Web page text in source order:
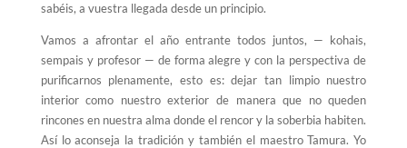
sabéis, a vuestra llegada desde un principio.
Vamos a afrontar el año entrante todos juntos, — kohais,
sempais y profesor — de forma alegre y con la perspectiva de
purificarnos plenamente, esto es: dejar tan limpio nuestro
interior como nuestro exterior de manera que no queden
rincones en nuestra alma donde el rencor y la soberbia habiten.
Así lo aconseja la tradición y también el maestro Tamura. Yo